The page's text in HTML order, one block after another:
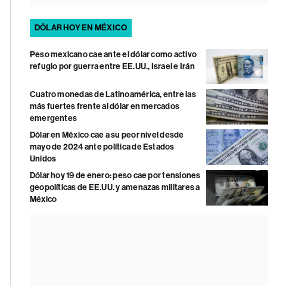
DÓLAR HOY EN MÉXICO
Peso mexicano cae ante el dólar como activo
refugio por guerra entre EE.UU., Israel e Irán
Cuatro monedas de Latinoamérica, entre las
más fuertes frente al dólar en mercados
emergentes
Dólar en México cae a su peor nivel desde
mayo de 2024 ante política de Estados
Unidos
Dólar hoy 19 de enero: peso cae por tensiones
geopolíticas de EE.UU. y amenazas militares a
México